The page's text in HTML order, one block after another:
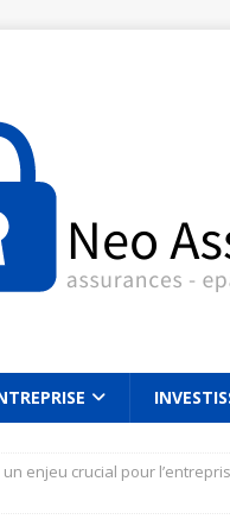
enjeu crucial pour